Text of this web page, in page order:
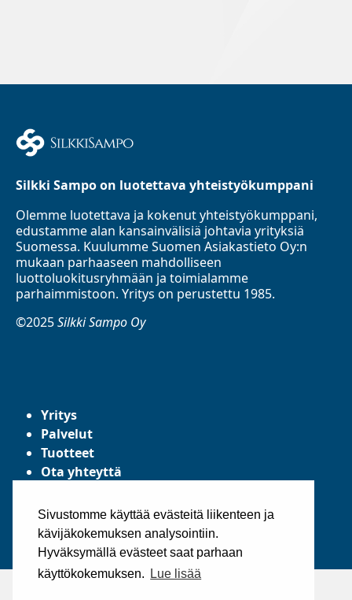
Sivustomme käyttää evästeitä liikenteen ja
kävijäkokemuksen analysointiin.
Hyväksymällä evästeet saat parhaan
käyttökokemuksen.
Lue lisää
Silkki Sampo on luotettava yhteistyökumppani
Olemme luotettava ja kokenut yhteistyökumppani,
edustamme alan kansainvälisiä johtavia yrityksiä
Suomessa. Kuulumme Suomen Asiakastieto Oy:n
mukaan parhaaseen mahdolliseen
luottoluokitusryhmään ja toimialamme
parhaimmistoon. Yritys on perustettu 1985.
©2025Silkki Sampo Oy
Yritys
Palvelut
Tuotteet
Ota yhteyttä
Yleiset toimitusehdot